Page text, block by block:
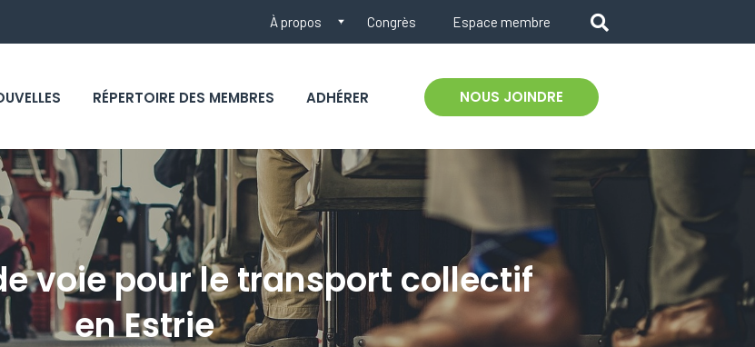
À propos Congrès Espace membre
RÉPERTOIRE DES MEMBRES ADHÉRER NOUS JOINDRE
voie pour le transport collectif
en Estrie